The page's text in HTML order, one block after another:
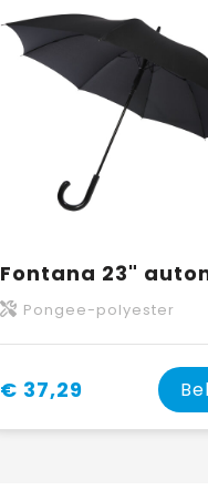
Pongee-polyester
€ 37,29